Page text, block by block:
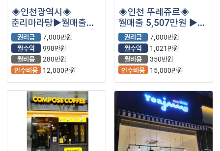
◈인천광역시◈
춘리마라탕▶월매출
3,009만원◀안정적
수익 구조/소자본추천/
창업브랜드
권리금
7,000만원
월수익
998만원
월비용
280만원
인수비용
12,000만원
◈인천 뚜레쥬르◈
월매출 5,507만원 ▶
순수익 1,021만원◀
소자본추천 /
안정초보창업추천
권리금
7,000만원
월수익
1,021만원
월비용
350만원
인수비용
15,000만원